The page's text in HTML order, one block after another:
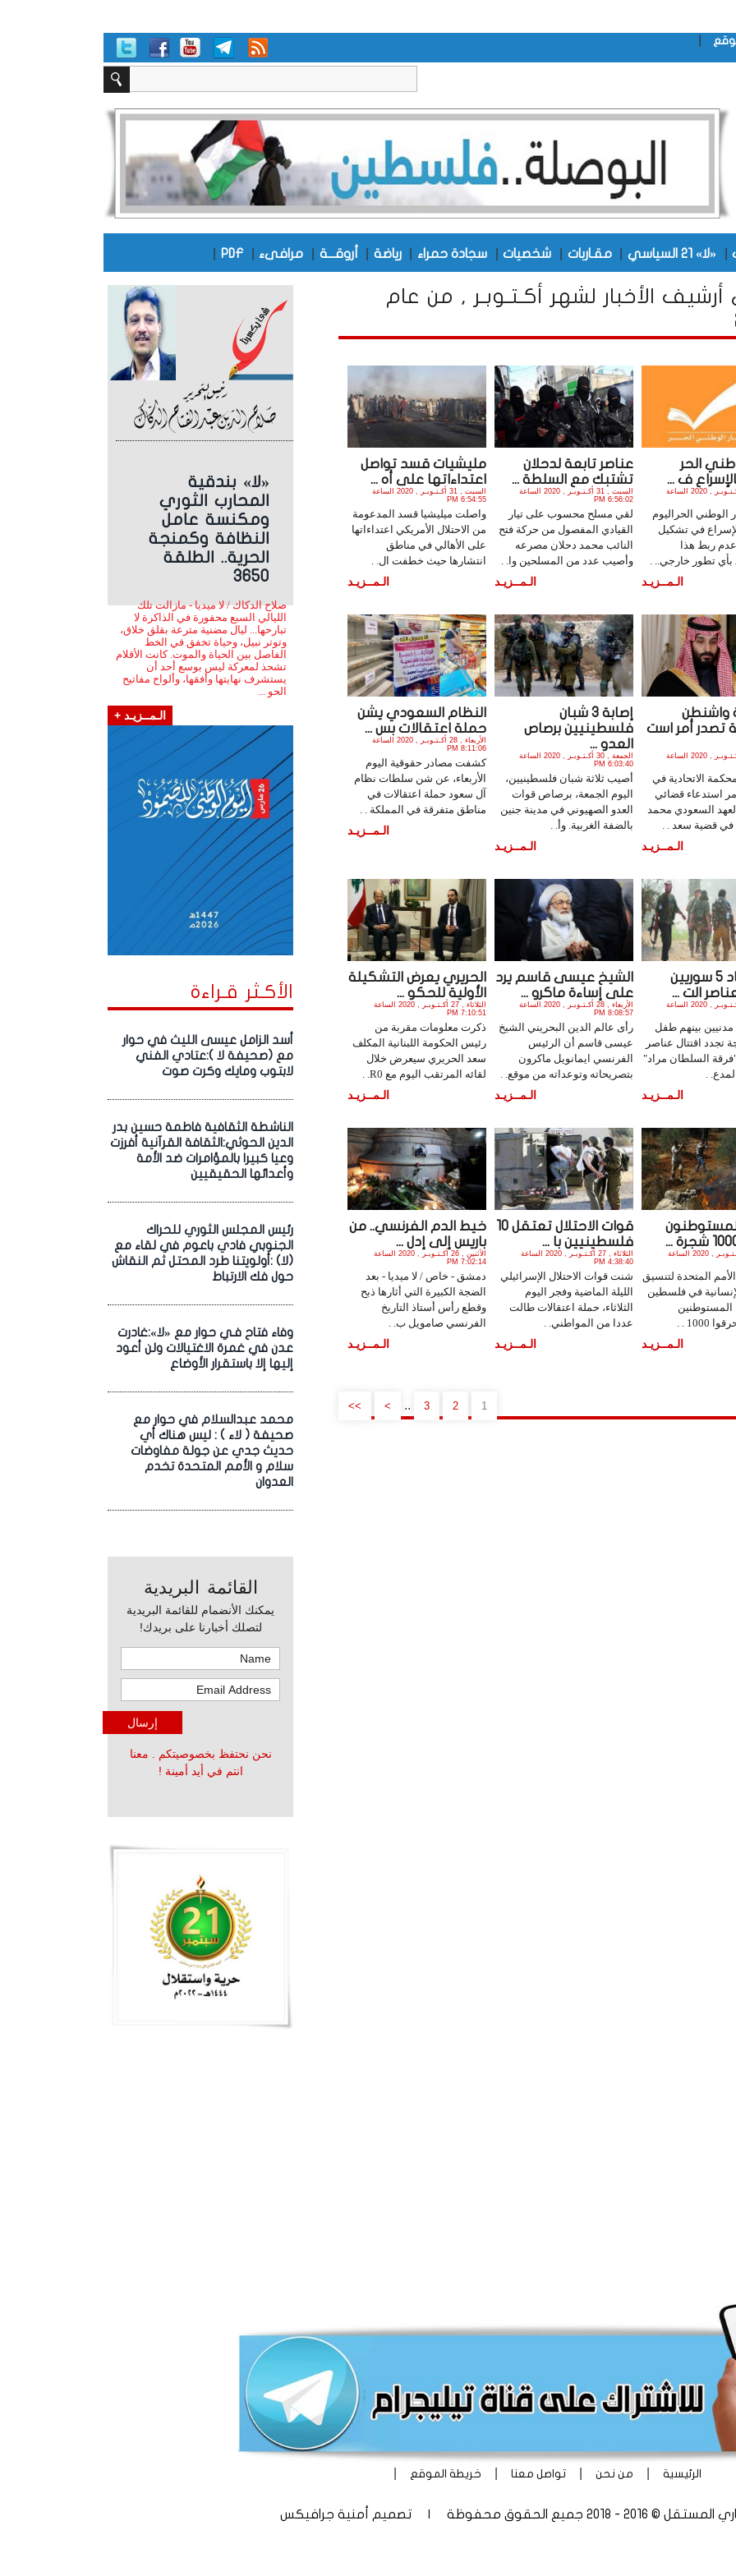
«لا» 21 السياسي مقـاربات شخصيات سجادة حمراء رياضة أروقـــة مرافىء PDF
«لا» بندقية
المحارب الثوري
ومكنسة عامل
النظافة وكمنجة
الحرية.. الطلقة
3650
صلاح الدكاك / لا ميديا - مازالت تلك
الليالي السبع محفورة في الذاكرة لا
تبارحها... ليال مضنية مترعة بقلق خلاق،
وتوتر نبيل، وحياة تخفق في الخط
الفاصل بين الحياة والموت. كانت الأقلام
تشحذ لمعركة ليس بوسع أحد أن
يستشرف نهايتها وأفقها، وألواح مفاتيح
الحو ...
الـمــزيـد +
الأكـثر قـراءة
أسد الزامل عيسى الليث في حوار
مع (صحيفة لا ):عتادي الفني
لابتوب ومايك وكرت صوت
الناشطة الثقافية فاطمة حسين بدر
الدين الحوثي:الثقافة القرآنية أفرزت
وعيا كبيرا بالمؤامرات ضد الأمة
وأعدائها الحقيقيين
رئيس المجلس الثوري للحراك
الجنوبي فادي باعوم في لقاء مع
(لا) :أولويتنا طرد المحتل ثم النقاش
حول فك الارتباط
وفاء فتاح فـي حوار مع «لا»:غادرت
عدن في غمرة الاغتيالات ولن أعود
إليها إلا باستقرار الأوضاع
محمد عبدالسلام في حوار مع
صحيفة ( لاء ) : ليس هناك أي
حديث جدي عن جولة مفاوضات
سلام و الأمم المتحدة تخدم
العدوان
القائمة البريدية
يمكنك الأنضمام للقائمة البريدية
لتصلك أخبارنا على بريدك!
نحن نحتفظ بخصوصيتكم . معنا
انتم في أيد أمينة !
الأخبار لشهر أكـتـوبـر , من عام
الحر
ف ...
السبت , 31 أكـتـوبـر , 2020 الساعة
الوطني الحراليوم
في تشكيل
ربط هذا
بأي تطور خارجي.. .
الـمــزيـد
عناصر تابعة لدحلان
تشتبك مع السلطة ...
السبت , 31 أكـتـوبـر , 2020 الساعة
6:56:02 PM
لقي مسلح محسوب على تيار
القيادي المفصول من حركة فتح
النائب محمد دحلان مصرعه
وأصيب عدد من المسلحين وا. .
الـمــزيـد
مليشيات قسد تواصل
اعتداءاتها على أه ...
السبت , 31 أكـتـوبـر , 2020 الساعة
6:54:55 PM
واصلت ميليشيا قسد المدعومة
من الاحتلال الأمريكي اعتداءاتها
على الأهالي في مناطق
انتشارها حيث خطفت ال. .
الـمــزيـد
تصدر أمر است
الجمعة , 30 أكـتـوبـر , 2020 الساعة
الاتحادية في
استدعاء قضائي
السعودي محمد
قضية سعد . .
الـمــزيـد
إصابة 3 شبان
فلسطينيين برصاص
العدو ...
الجمعة , 30 أكـتـوبـر , 2020 الساعة
6:03:40 PM
أصيب ثلاثة شبان فلسطينيين،
اليوم الجمعة، برصاص قوات
العدو الصهيوني في مدينة جنين
بالضفة الغربية. وأ. .
الـمــزيـد
النظام السعودي يشن
حملة اعتقالات بس ...
الأربعاء , 28 أكـتـوبـر , 2020 الساعة
8:11:06 PM
كشفت مصادر حقوقية اليوم
الأربعاء، عن شن سلطات نظام
آل سعود حملة اعتقالات في
مناطق متفرقة في المملكة . .
الـمــزيـد
استشهاد 5 سوريين
الت ...
الأربعاء , 28 أكـتـوبـر , 2020 الساعة
استشهد 5 مدنيين بينهم طفل
تجدد اقتتال عناصر
السلطان مراد"
.
الـمــزيـد
الشيخ عيسى قاسم يرد
على إساءة ماكرو ...
الأربعاء , 28 أكـتـوبـر , 2020 الساعة
8:08:57 PM
رأى عالم الدين البحريني الشيخ
عيسى قاسم أن الرئيس
الفرنسي ايمانويل ماكرون
بتصريحاته وتوعداته من موقع. .
الـمــزيـد
الحريري يعرض التشكيلة
الأولية للحكو ...
الثلاثاء , 27 أكـتـوبـر , 2020 الساعة
7:10:51 PM
ذكرت معلومات مقربة من
رئيس الحكومة اللبنانية المكلف
سعد الحريري سيعرض خلال
لقائه المرتقب اليوم مع R0. .
الـمــزيـد
الثلاثاء , 27 أكـتـوبـر , 2020 الساعة
المتحدة لتنسيق
في فلسطين
المستوطنين
1000 . .
الـمــزيـد
قوات الاحتلال تعتقل 10
فلسطينيين با ...
الثلاثاء , 27 أكـتـوبـر , 2020 الساعة
4:38:40 PM
شنت قوات الاحتلال الإسرائيلي
الليلة الماضية وفجر اليوم
الثلاثاء، حملة اعتقالات طالت
عددا من المواطني. .
الـمــزيـد
خيط الدم الفرنسي.. من
باريس إلى إدل ...
الأثنين , 26 أكـتـوبـر , 2020 الساعة
7:02:14 PM
دمشق - خاص / لا ميديا - بعد
الضجة الكبيرة التي أثارها ذبح
وقطع رأس أستاذ التاريخ
الفرنسي صامويل ب. .
الـمــزيـد
1
2
3
..
>
>>
الرئيسية من نحن تواصل معنا خريطة الموقع
2018 جميع الحقوق محفوظة | تصميم أمنية جرافيكس